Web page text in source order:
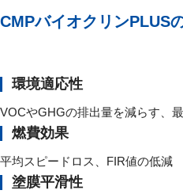
CMPバイオクリンPLUS
環境適応性
VOCやGHGの排出量を減らす、
燃費効果
平均スピードロス、FIR値の低減
塗膜平滑性